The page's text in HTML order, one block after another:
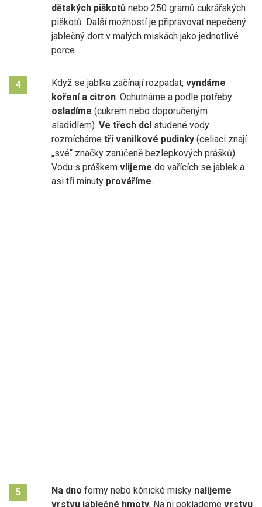
dětských piškotů nebo 250 gramů cukrářských
piškotů. Další možností je připravovat nepečený
jablečný dort v malých miskách jako jednotlivé
porce.
4 Když se jablka začínají rozpadat, vyndáme
koření a citron. Ochutnáme a podle potřeby
osladíme (cukrem nebo doporučeným
sladidlem). Ve třech dcl studené vody
rozmícháme tři vanilkové pudinky (celiaci znají
„své“ značky zaručeně bezlepkových prášků).
Vodu s práškem vlijeme do vařících se jablek a
asi tři minuty prováříme.
5 Na dno formy nebo kónické misky nalijeme
vrstvu jablečné hmoty. Na ni poklademe vrstvu